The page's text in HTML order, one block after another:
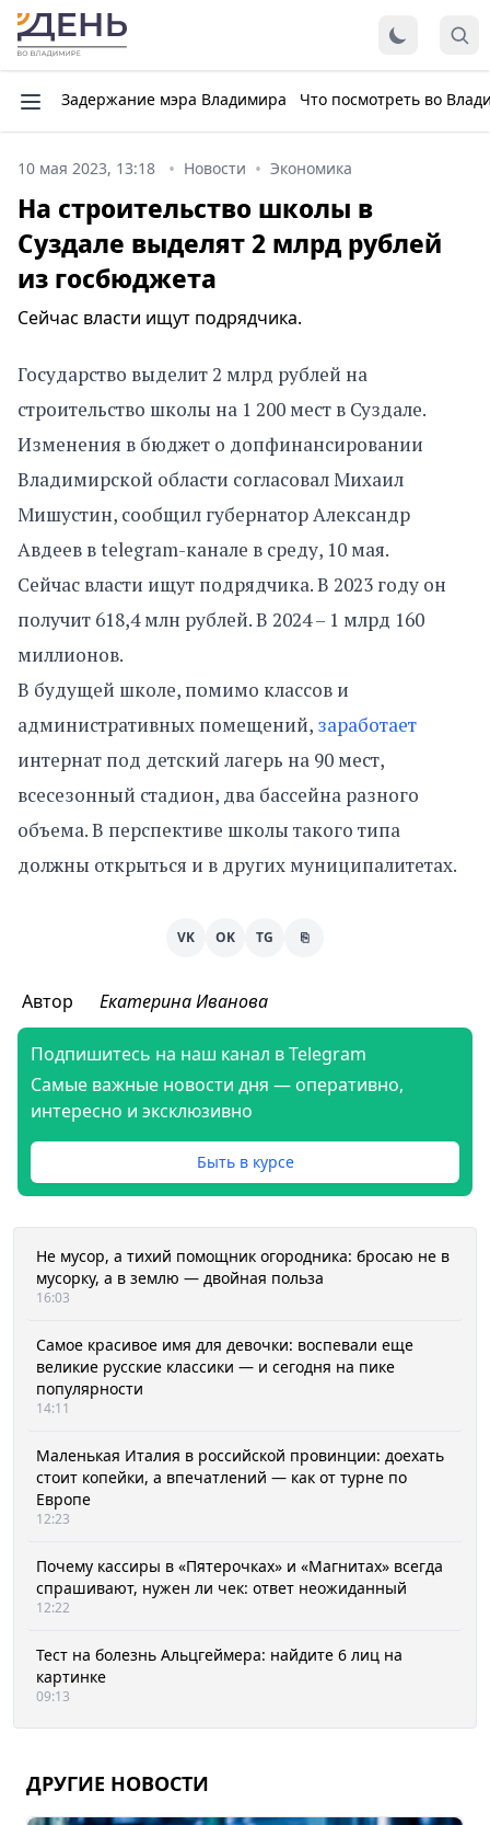
Задержание мэра Владимира Что посмотреть во
10 мая 2023, 13:18 Новости Экономика
На строительство школы в
Суздале выделят 2 млрд рублей
из госбюджета
Сейчас власти ищут подрядчика.
Государство выделит 2 млрд рублей на
строительство школы на 1 200 мест в Суздале.
Изменения в бюджет о допфинансировании
Владимирской области согласовал Михаил
Мишустин, сообщил губернатор Александр
Авдеев в telegram-канале в среду, 10 мая.
Сейчас власти ищут подрядчика. В 2023 году он
получит 618,4 млн рублей. В 2024 – 1 млрд 160
миллионов.
В будущей школе, помимо классов и
административных помещений, заработает
интернат под детский лагерь на 90 мест,
всесезонный стадион, два бассейна разного
объема. В перспективе школы такого типа
должны открыться и в других муниципалитетах.
VK OK TG ⎘
Автор Екатерина Иванова
Подпишитесь на наш канал в Telegram
Самые важные новости дня — оперативно,
интересно и эксклюзивно
Быть в курсе
Не мусор, а тихий помощник огородника: бросаю не в
мусорку, а в землю — двойная польза
16:03
Самое красивое имя для девочки: воспевали еще
великие русские классики — и сегодня на пике
популярности
14:11
Маленькая Италия в российской провинции: доехать
стоит копейки, а впечатлений — как от турне по
Европе
12:23
Почему кассиры в «Пятерочках» и «Магнитах» всегда
спрашивают, нужен ли чек: ответ неожиданный
12:22
Тест на болезнь Альцгеймера: найдите 6 лиц на
картинке
09:13
ДРУГИЕ НОВОСТИ